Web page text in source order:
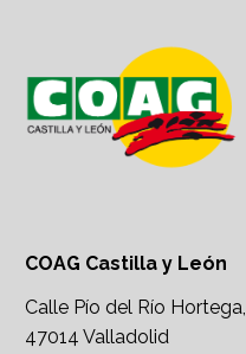
COAG Castilla y León
Calle Pío del Río
47014 Valladolid